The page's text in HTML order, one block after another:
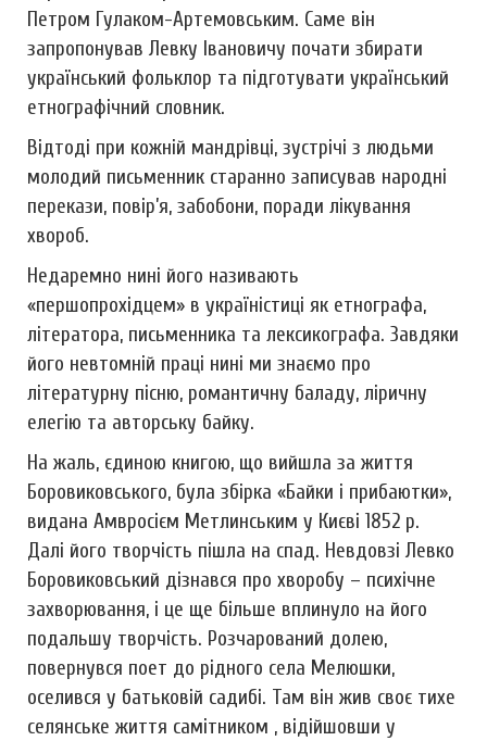
Петром Гулаком-Артемовським. Саме він
запропонував Левку Івановичу почати збирати
український фольклор та підготувати український
етнографічний словник.
Відтоді при кожній мандрівці, зустрічі з людьми
молодий письменник старанно записував народні
перекази, повір’я, забобони, поради лікування
хвороб.
Недаремно нині його називають
«першопрохідцем» в україністиці як етнографа,
літератора, письменника та лексикографа. Завдяки
його невтомній праці нині ми знаємо про
літературну пісню, романтичну баладу, ліричну
елегію та авторську байку.
На жаль, єдиною книгою, що вийшла за життя
Боровиковського, була збірка «Байки і прибаютки»,
видана Амвросієм Метлинським у Києві 1852 p.
Далі його творчість пішла на спад. Невдовзі Левко
Боровиковський дізнався про хворобу – психічне
захворювання, і це ще більше вплинуло на його
подальшу творчість. Розчарований долею,
повернувся поет до рідного села Мелюшки,
оселився у батьковій садибі. Там він жив своє тихе
селянське життя самітником , відійшовши у